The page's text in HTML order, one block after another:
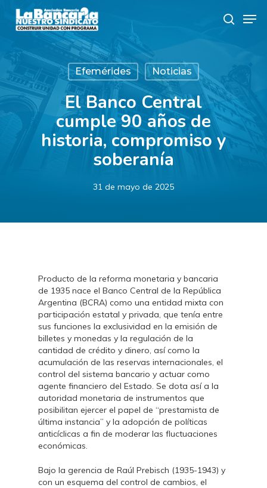
main
search
Efemérides Noticias
El Banco Central
cumple 90 años de
historia, compromiso y
soberanía
31 de mayo de 2025
Producto de la reforma monetaria y bancaria
de 1935 nace el Banco Central de la República
Argentina (BCRA) como una entidad mixta con
participación estatal y privada, que tenía entre
sus funciones la exclusividad en la emisión de
billetes y monedas y la regulación de la
cantidad de crédito y dinero, así como la
acumulación de las reservas internacionales, el
control del sistema bancario y actuar como
agente financiero del Estado. Se dota así a la
autoridad monetaria de instrumentos que
posibilitan ejercer el papel de “prestamista de
última instancia” y la adopción de políticas
anticíclicas a fin de moderar las fluctuaciones
económicas.
Bajo la gerencia de Raúl Prebisch (1935-1943) y
con un esquema del control de cambios, el